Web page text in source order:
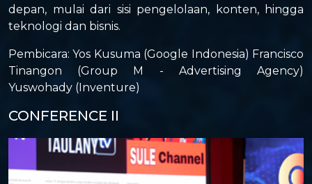
depan, mulai dari sisi pengelolaan, konten, hingga
teknologi dan bisnis.
Pembicara: Yos Kusuma (Google Indonesia) Francisco
Tinangon (Group M - Advertising Agency)
Yuswohady (Inventure)
CONFERENCE II